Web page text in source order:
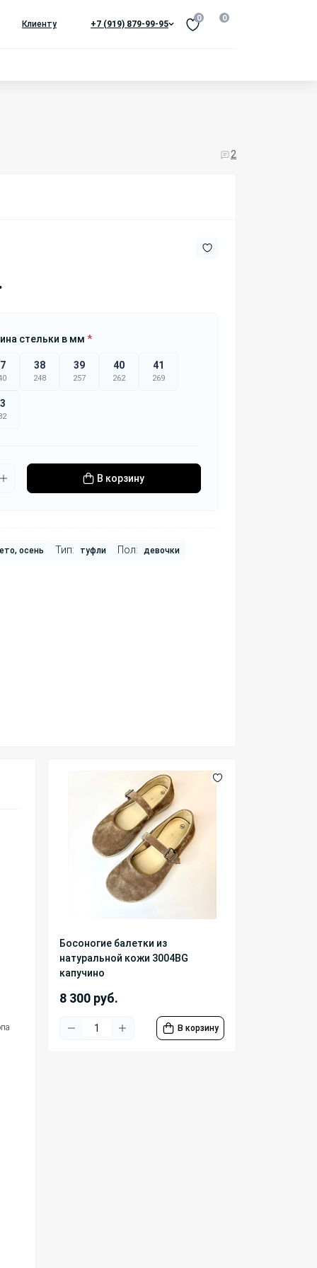
Клиенту +7 (919) 879-99-95
0 0
2
стельки в мм *
38
248
39
257
40
262
41
269
В корзину
осень Тип: туфли Пол: девочки
Босоногие балетки из
натуральной кожи 3004BG
капучино
8 300 руб.
В корзину